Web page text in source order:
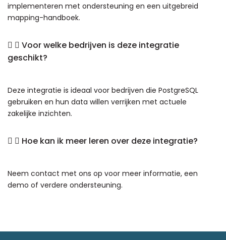
implementeren met ondersteuning en een uitgebreid
mapping-handboek.
Voor welke bedrijven is deze integratie
geschikt?
Deze integratie is ideaal voor bedrijven die PostgreSQL
gebruiken en hun data willen verrijken met actuele
zakelijke inzichten.
Hoe kan ik meer leren over deze integratie?
Neem contact met ons op voor meer informatie, een
demo of verdere ondersteuning.